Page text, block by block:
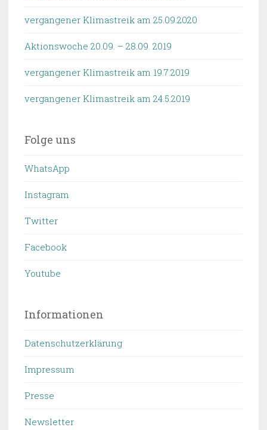
vergangener Klimastreik am 25.09.2020
Aktionswoche 20.09. – 28.09. 2019
vergangener Klimastreik am 19.7.2019
vergangener Klimastreik am 24.5.2019
Folge uns
WhatsApp
Instagram
Twitter
Facebook
Youtube
Informationen
Datenschutzerklärung
Impressum
Presse
Newsletter